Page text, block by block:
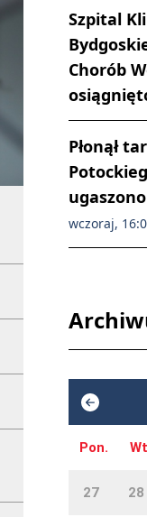
Szpital
Chorób
Płonął
wczoraj,
Pon.
27 28